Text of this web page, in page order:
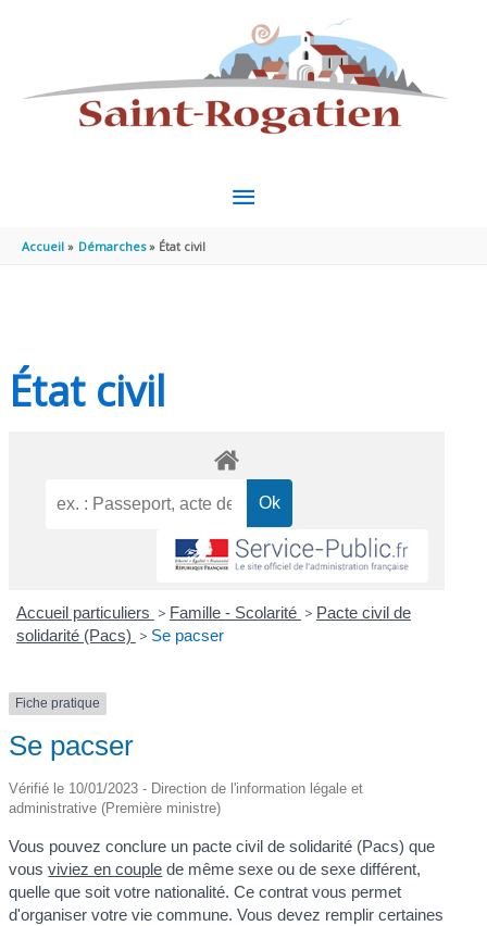
MENU
Accueil Démarches État civil
État civil
Accueil particuliers > Famille - Scolarité > Pacte civil de
solidarité (Pacs) > Se pacser
Fiche pratique
Se pacser
Vérifié le 10/01/2023 - Direction de l'information légale et
administrative (Première ministre)
Vous pouvez conclure un pacte civil de solidarité (Pacs) que
vousviviez en couple de même sexe ou de sexe différent,
quelle que soit votre nationalité. Ce contrat vous permet
d'organiser votre vie commune. Vous devez remplir certaines